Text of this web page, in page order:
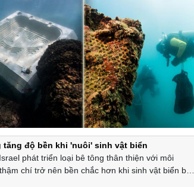
tăng độ bền khi 'nuôi' sinh vật biển
phát triển loại bê tông thân thiện với môi
chí trở nên bền chắc hơn khi sinh vật biển bám